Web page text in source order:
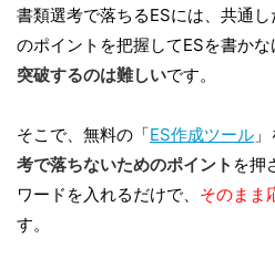
書類選考で落ちるESには、共通
のポイントを把握してESを書かな
突破するのは難しいです。
そこで、無料の「ES作成ツール
考で落ちないためのポイント を押
ワードを入れるだけで、 そのまま
す。